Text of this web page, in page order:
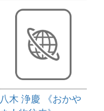
八木 浄慶 《おかや